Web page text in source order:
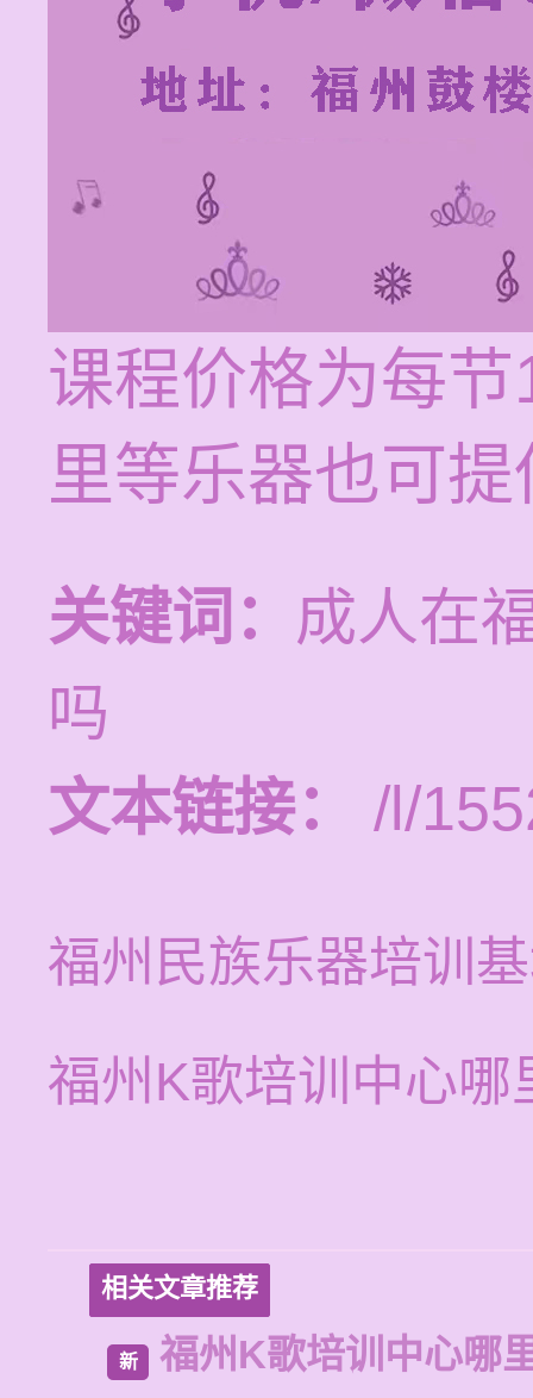
课程价格为每
里等乐器也可
关键词： 成人在
吗
文本链接：
/l/
福州民族乐器培训
福州K歌培训中心哪
相关文章推荐
新 福州K歌培训中心哪